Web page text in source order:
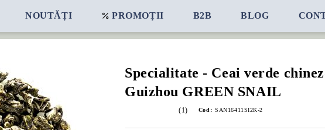
NOUTĂȚI PROMOȚII B2B BLOG
Specialitate - Ceai verde
Guizhou GREEN SNAIL
(1) Cod: SAN16411SI2K-2